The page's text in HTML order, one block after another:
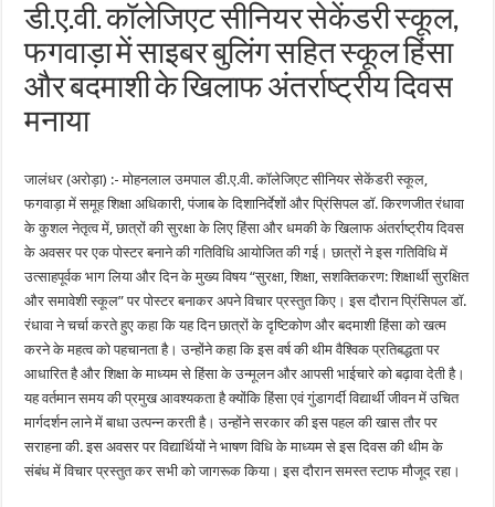
डी.ए.वी. कॉलेजिएट सीनियर सेकेंडरी स्कूल,
फगवाड़ा में साइबर बुलिंग सहित स्कूल हिंसा
और बदमाशी के खिलाफ अंतर्राष्ट्रीय दिवस
मनाया
जालंधर (अरोड़ा) :- मोहनलाल उमपाल डी.ए.वी. कॉलेजिएट सीनियर सेकेंडरी स्कूल,
फगवाड़ा में समूह शिक्षा अधिकारी, पंजाब के दिशानिर्देशों और प्रिंसिपल डॉ. किरणजीत रंधावा
के कुशल नेतृत्व में, छात्रों की सुरक्षा के लिए हिंसा और धमकी के खिलाफ अंतर्राष्ट्रीय दिवस
के अवसर पर एक पोस्टर बनाने की गतिविधि आयोजित की गई। छात्रों ने इस गतिविधि में
उत्साहपूर्वक भाग लिया और दिन के मुख्य विषय “सुरक्षा, शिक्षा, सशक्तिकरण: शिक्षार्थी सुरक्षित
और समावेशी स्कूल” पर पोस्टर बनाकर अपने विचार प्रस्तुत किए। इस दौरान प्रिंसिपल डॉ.
रंधावा ने चर्चा करते हुए कहा कि यह दिन छात्रों के दृष्टिकोण और बदमाशी हिंसा को खत्म
करने के महत्व को पहचानता है। उन्होंने कहा कि इस वर्ष की थीम वैश्विक प्रतिबद्धता पर
आधारित है और शिक्षा के माध्यम से हिंसा के उन्मूलन और आपसी भाईचारे को बढ़ावा देती है।
यह वर्तमान समय की प्रमुख आवश्यकता है क्योंकि हिंसा एवं गुंडागर्दी विद्यार्थी जीवन में उचित
मार्गदर्शन लाने में बाधा उत्पन्न करती है। उन्होंने सरकार की इस पहल की खास तौर पर
सराहना की. इस अवसर पर विद्यार्थियों ने भाषण विधि के माध्यम से इस दिवस की थीम के
संबंध में विचार प्रस्तुत कर सभी को जागरूक किया। इस दौरान समस्त स्टाफ मौजूद रहा।